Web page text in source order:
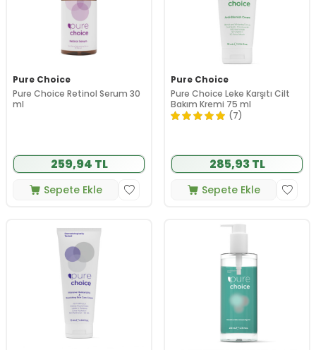
Pure Choice
Pure Choice Retinol Serum 30
ml
259,94 TL
Sepete Ekle
Pure Choice
Pure Choice Leke Karşıtı Cilt
Bakım Kremi 75 ml
(7)
285,93 TL
Sepete Ekle